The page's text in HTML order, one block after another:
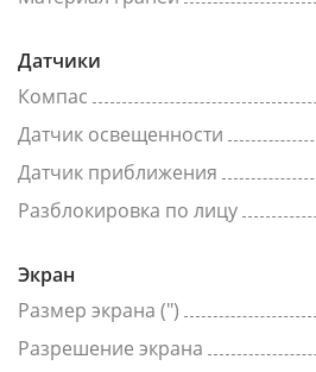
Датчики
Компас
Датчик освещенности
Датчик приближения
Разблокировка по лицу
Экран
Размер экрана (")
Разрешение экрана